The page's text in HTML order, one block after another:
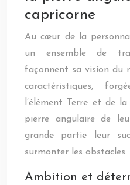
capricorne
Au cœur de la
un ensemble de
façonnent sa vision du
caractéristiques,
l’élément Terre et de
pierre angulaire de
grande partie leur
surmonter les obstacles.
Ambition et